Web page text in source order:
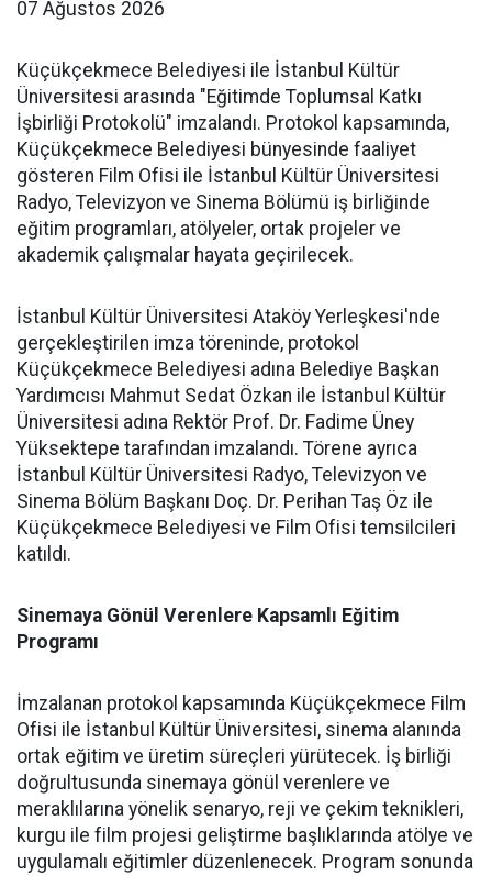
07 Ağustos 2026
Küçükçekmece Belediyesi ile İstanbul Kültür
Üniversitesi arasında "Eğitimde Toplumsal Katkı
İşbirliği Protokolü" imzalandı. Protokol kapsamında,
Küçükçekmece Belediyesi bünyesinde faaliyet
gösteren Film Ofisi ile İstanbul Kültür Üniversitesi
Radyo, Televizyon ve Sinema Bölümü iş birliğinde
eğitim programları, atölyeler, ortak projeler ve
akademik çalışmalar hayata geçirilecek.
İstanbul Kültür Üniversitesi Ataköy Yerleşkesi'nde
gerçekleştirilen imza töreninde, protokol
Küçükçekmece Belediyesi adına Belediye Başkan
Yardımcısı Mahmut Sedat Özkan ile İstanbul Kültür
Üniversitesi adına Rektör Prof. Dr. Fadime Üney
Yüksektepe tarafından imzalandı. Törene ayrıca
İstanbul Kültür Üniversitesi Radyo, Televizyon ve
Sinema Bölüm Başkanı Doç. Dr. Perihan Taş Öz ile
Küçükçekmece Belediyesi ve Film Ofisi temsilcileri
katıldı.
Sinemaya Gönül Verenlere Kapsamlı Eğitim
Programı
İmzalanan protokol kapsamında Küçükçekmece Film
Ofisi ile İstanbul Kültür Üniversitesi, sinema alanında
ortak eğitim ve üretim süreçleri yürütecek. İş birliği
doğrultusunda sinemaya gönül verenlere ve
meraklılarına yönelik senaryo, reji ve çekim teknikleri,
kurgu ile film projesi geliştirme başlıklarında atölye ve
uygulamalı eğitimler düzenlenecek. Program sonunda